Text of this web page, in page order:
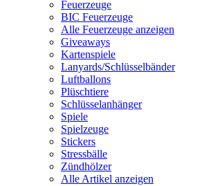
Feuerzeuge
BIC Feuerzeuge
Alle Feuerzeuge anzeigen
Giveaways
Kartenspiele
Lanyards/Schlüsselbänder
Luftballons
Plüschtiere
Schlüsselanhänger
Spiele
Spielzeuge
Stickers
Stressbälle
Zündhölzer
Alle Artikel anzeigen